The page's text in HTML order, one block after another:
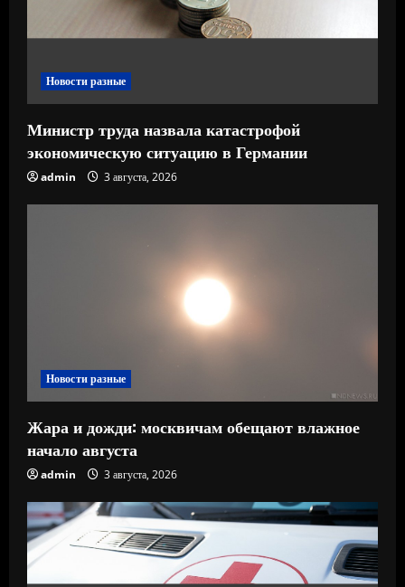
и
Новости разные
Министр труда назвала катастрофой
экономическую ситуацию в Германии
admin 3 августа, 2026
Новости разные
Жара и дожди: москвичам обещают влажное
начало августа
admin 3 августа, 2026